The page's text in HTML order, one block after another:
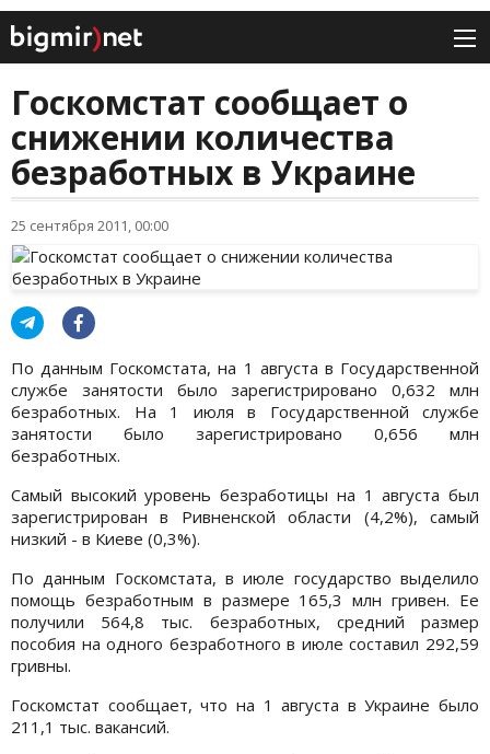
Госкомстат сообщает о
снижении количества
безработных в Украине
25 сентября 2011, 00:00
По данным Госкомстата, на 1 августа в Государственной
службе занятости было зарегистрировано 0,632 млн
безработных. На 1 июля в Государственной службе
занятости было зарегистрировано 0,656 млн
безработных.
Самый высокий уровень безработицы на 1 августа был
зарегистрирован в Ривненской области (4,2%), самый
низкий - в Киеве (0,3%).
По данным Госкомстата, в июле государство выделило
помощь безработным в размере 165,3 млн гривен. Ее
получили 564,8 тыс. безработных, средний размер
пособия на одного безработного в июле составил 292,59
гривны.
Госкомстат сообщает, что на 1 августа в Украине было
211,1 тыс. вакансий.